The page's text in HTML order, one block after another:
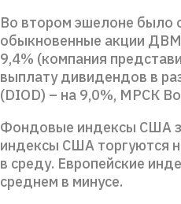
Во втором эшелоне было
обыкновенные акции
9,4% (компания
выплату дивидендов в
(DIOD) – на 9,0%, МРСК
Фондовые индексы США
индексы США торгуются
в среду. Европейские
среднем в минусе.